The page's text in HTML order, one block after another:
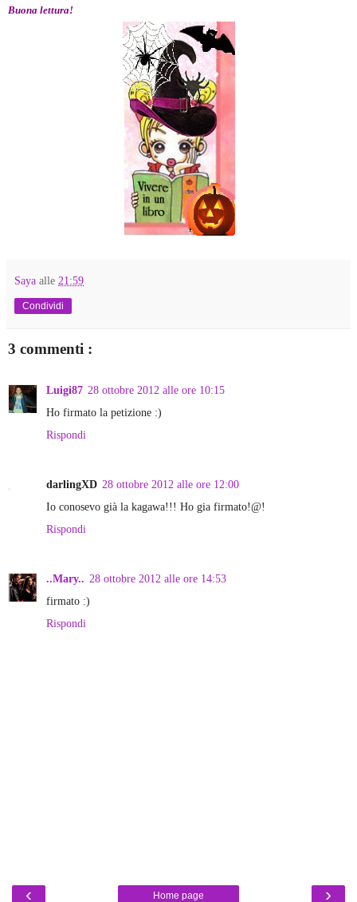
Buona lettura!
Saya alle 21:59
Condividi
3 commenti :
Luigi87 28 ottobre 2012 alle ore 10:15
Ho firmato la petizione :)
Rispondi
darlingXD 28 ottobre 2012 alle ore 12:00
Io conosevo già la kagawa!!! Ho gia firmato!@!
Rispondi
..Mary.. 28 ottobre 2012 alle ore 14:53
firmato :)
Rispondi
‹ ›
Home page